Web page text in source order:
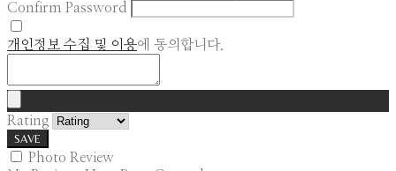
Confirm Password
개인정보 수집 및 이용에 동의합니다.
Rating
SAVE
Photo Review